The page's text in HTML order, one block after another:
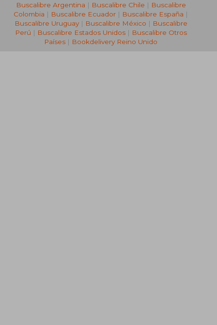
Buscalibre Argentina | Buscalibre Chile | Buscalibre
Colombia | Buscalibre Ecuador | Buscalibre España |
Buscalibre Uruguay| Buscalibre México | Buscalibre
Perú | Buscalibre Estados Unidos| Buscalibre Otros
Países | Bookdelivery Reino Unido